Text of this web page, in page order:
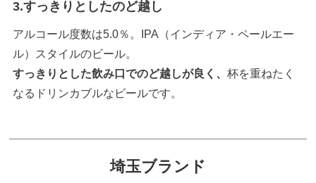
3.すっきりとしたのど越し
アルコール度数は5.0％。IPA（インディア・ペールエー
ル）スタイルのビール。
すっきりとした飲み口でのど越しが良く、 杯を重ねたく
なるドリンカブルなビールです。
埼玉ブランド